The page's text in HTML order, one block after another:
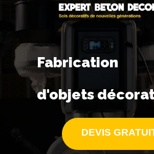
Fabrication
d'objets
DEVIS